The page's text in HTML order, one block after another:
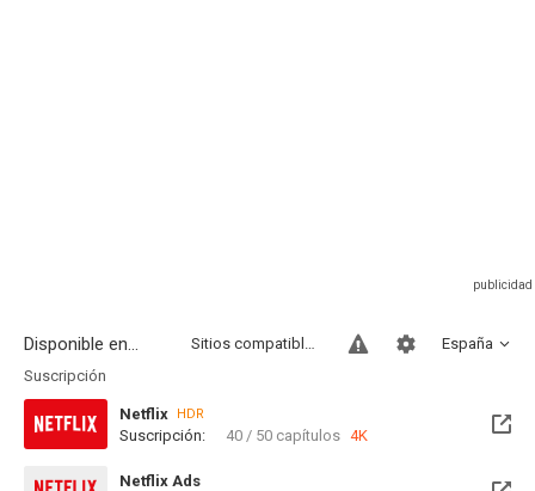
Disponible en... España
Sitios compatibles
Suscripción
Netflix HDR
Suscripción: 40 / 50 capítulos 4K
Netflix Ads